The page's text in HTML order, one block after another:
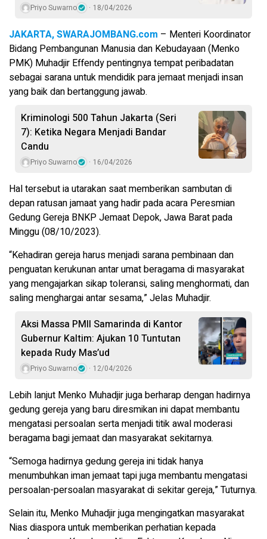
Priyo Suwarno 18/04/2026
JAKARTA, SWARAJOMBANG.com – Menteri Koordinator
Bidang Pembangunan Manusia dan Kebudayaan (Menko
PMK) Muhadjir Effendy pentingnya tempat peribadatan
sebagai sarana untuk mendidik para jemaat menjadi insan
yang baik dan bertanggung jawab.
Kriminologi 500 Tahun Jakarta (Seri
7): Ketika Negara Menjadi Bandar
Candu
Priyo Suwarno 16/04/2026
Hal tersebut ia utarakan saat memberikan sambutan di
depan ratusan jamaat yang hadir pada acara Peresmian
Gedung Gereja BNKP Jemaat Depok, Jawa Barat pada
Minggu (08/10/2023).
“Kehadiran gereja harus menjadi sarana pembinaan dan
penguatan kerukunan antar umat beragama di masyarakat
yang mengajarkan sikap toleransi, saling menghormati, dan
saling menghargai antar sesama,” Jelas Muhadjir.
Aksi Massa PMII Samarinda di Kantor
Gubernur Kaltim: Ajukan 10 Tuntutan
kepada Rudy Mas’ud
Priyo Suwarno 12/04/2026
Lebih lanjut Menko Muhadjir juga berharap dengan hadirnya
gedung gereja yang baru diresmikan ini dapat membantu
mengatasi persoalan serta menjadi titik awal moderasi
beragama bagi jemaat dan masyarakat sekitarnya.
“Semoga hadirnya gedung gereja ini tidak hanya
menumbuhkan iman jemaat tapi juga membantu mengatasi
persoalan-persoalan masyarakat di sekitar gereja,” Tuturnya.
Selain itu, Menko Muhadjir juga mengingatkan masyarakat
Nias diaspora untuk memberikan perhatian kepada